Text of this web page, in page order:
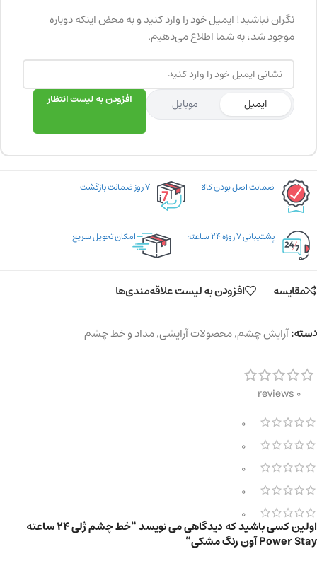
نگران نباشید! ایمیل خود را وارد کنید و به محض اینکه دوباره
موجود شد، به شما اطلاع می‌دهیم.
ایمیل موبایل افزودن به لیست انتظار
ضمانت اصل بودن کالا ۷ روز ضمانت بازگشت
پشتیبانی ۷ روزه ۲۴ ساعته امکان تحویل سریع
مقایسه افزودن به لیست علاقه‌مندی‌ها
دسته:آرایش چشم,محصولات آرایشی,مداد و خط چشم
0 reviews
0
0
0
0
0
اولین کسی باشید که دیدگاهی می نویسد “خط چشم ژلی 24 ساعته
Power Stay آون رنگ مشکی”